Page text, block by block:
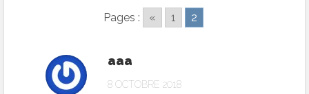
Pages : « 1 2
aaa
8 OCTOBRE 2018